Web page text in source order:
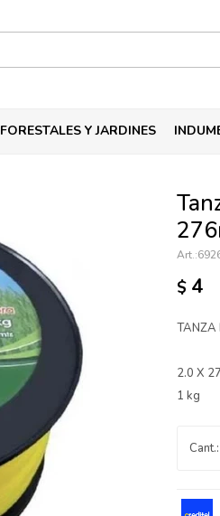
FORESTALES Y JARDINES
$ 4
TANZA
2.0 X
1 kg